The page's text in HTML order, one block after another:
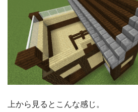
上から見るとこんな感じ。